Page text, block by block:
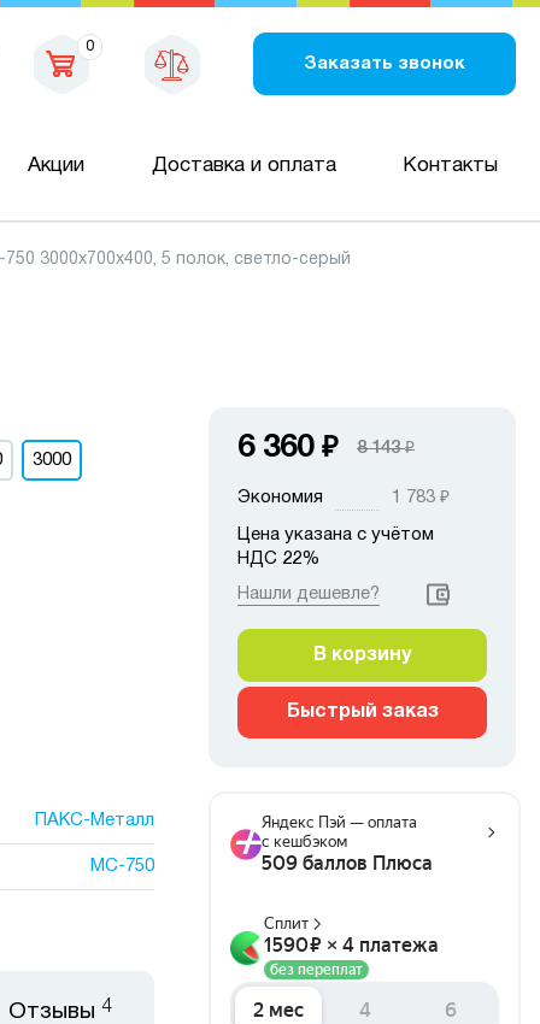
0
Заказать звонок
Акции Доставка и оплата Контакты
3000х700х400, 5 полок, светло-серый
3000
ПАКС-Металл
МС-750
Отзывы 4
6 360 ₽ 8 143₽
Экономия 1 783 ₽
Цена указана с учётом
НДС 22%
Нашли дешевле?
В корзину
Быстрый заказ